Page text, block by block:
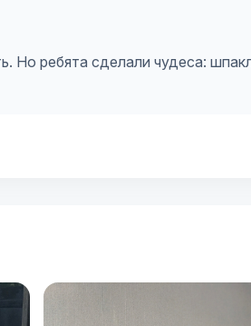
Но ребята сделали чудеса: